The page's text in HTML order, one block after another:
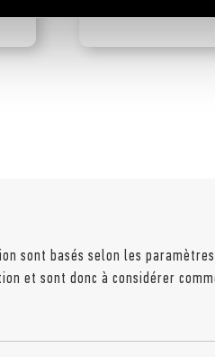
sont basés selon les
et sont donc à considérer